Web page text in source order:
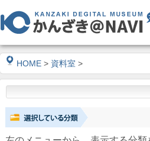
HOME > 資料室 >